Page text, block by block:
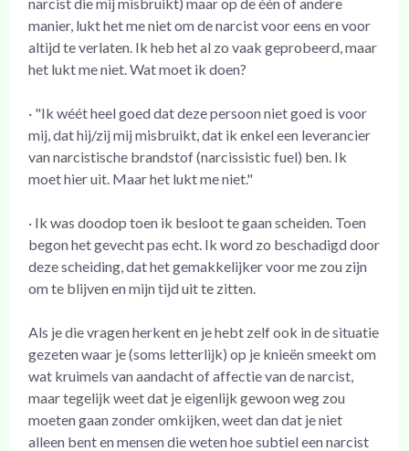
manier, lukt het me niet om de narcist voor eens en voor
altijd te verlaten. Ik heb het al zo vaak geprobeerd, maar
het lukt me niet. Wat moet ik doen?
· "Ik wéét heel goed dat deze persoon niet goed is voor
mij, dat hij/zij mij misbruikt, dat ik enkel een leverancier
van narcistische brandstof (narcissistic fuel) ben. Ik
moet hier uit. Maar het lukt me niet."
· Ik was doodop toen ik besloot te gaan scheiden. Toen
begon het gevecht pas echt. Ik word zo beschadigd door
deze scheiding, dat het gemakkelijker voor me zou zijn
om te blijven en mijn tijd uit te zitten.
Als je die vragen herkent en je hebt zelf ook in de situatie
gezeten waar je (soms letterlijk) op je knieën smeekt om
wat kruimels van aandacht of affectie van de narcist,
maar tegelijk weet dat je eigenlijk gewoon weg zou
moeten gaan zonder omkijken, weet dan dat je niet
alleen bent en mensen die weten hoe subtiel een narcist